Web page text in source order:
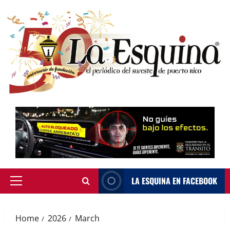
to
content
Primary
LA ESQUINA EN FACEBOOK
Home 2026 March